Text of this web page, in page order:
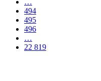
494
495
496
…
22 819